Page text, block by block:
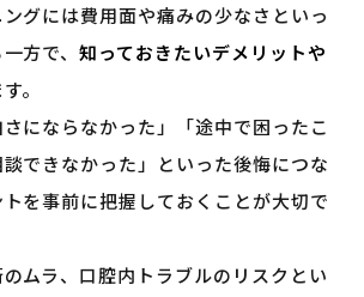
グには費用面や痛みの少なさといっ
方で、知っておきたいデメリットや
。
さにならなかった」「途中で困ったこ
できなかった」といった後悔につな
を事前に把握しておくことが大切で
ムラ、口腔内トラブルのリスクとい